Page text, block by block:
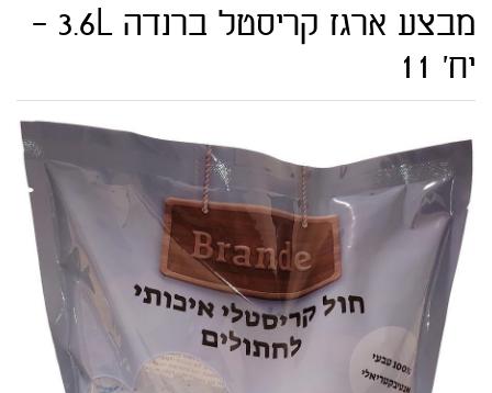
מבצע ארגז קריסטל ברנדה 3.6L -
יח' 11